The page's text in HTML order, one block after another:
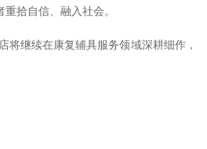
拾自信、融入社会。
继续在康复辅具服务领域深耕细作，